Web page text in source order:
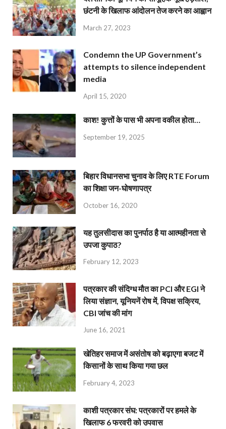
छंटनी के खिलाफ आंदोलन तेज करने का आह्वान
March 27, 2023
Condemn the UP Government’s
attempts to silence independent
media
April 15, 2020
काश! कुत्तों के पास भी अपना वकील होता…
September 19, 2025
बिहार विधानसभा चुनाव के लिए RTE Forum
का शिक्षा जन-घोषणापत्र
October 16, 2020
यह तुलसीदास का पुनर्पाठ है या आत्महीनता से
उपजा कुपाठ?
February 12, 2023
पत्रकार की संदिग्ध मौत का PCI और EGI ने
लिया संज्ञान, यूनियनें रोष में, विपक्ष सक्रिय,
CBI जांच की मांग
June 16, 2021
खेतिहर समाज में असंतोष को बढ़ाएगा बजट में
किसानों के साथ किया गया छल
February 4, 2023
काशी पत्रकार संघ: पत्रकारों पर हमले के
खिलाफ 6 फरवरी को उपवास